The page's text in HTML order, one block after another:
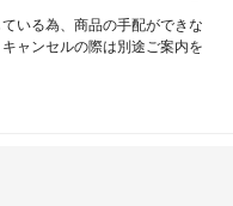
いる為、商品の手配ができな
ャンセルの際は別途ご案内を